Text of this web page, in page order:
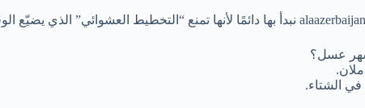
عسل؟
الشتاء.